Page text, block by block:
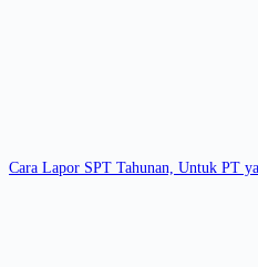
Cara Lapor SPT Tahunan, Untuk PT